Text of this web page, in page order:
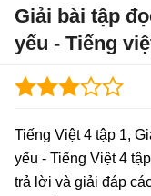
Giải bài tập
yếu - Tiếng
Tiếng Việt 4 tập 1,
yếu - Tiếng Việt 4
trả lời và giải đáp